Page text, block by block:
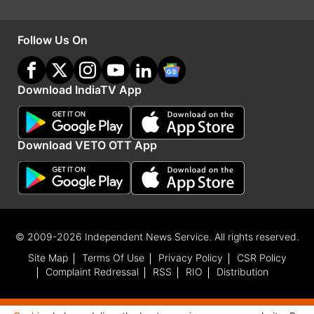
Advertisement
दुनिया की हर बड़ी खबर।Nationalसे जुड़ी लेटेस्ट खबरों के लिए
Follow Us On
Download IndiaTV App
Download VETO OTT App
© 2009-2026 Independent News Service. All rights reserved.
Site Map
Terms Of Use Privacy Policy
CSR Policy
Complaint Redressal
RSS RIO Distribution